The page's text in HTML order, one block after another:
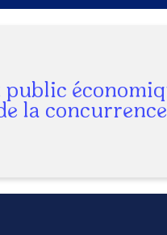
public
la concurrence